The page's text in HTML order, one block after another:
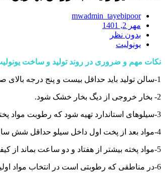
mwadmin_tayebipoor
مهر 2, 1401
بدون نظر
یونولیت
نکات مهم و ضروری در روند تولید و ساخت
1-سالن تولید باید حداقل بیست و پنج درجه بالای صفر باشد. مخصوصا در فصل های که کاهش دما هست با فن کویل سالن گرم شود.
2- بخار خروجی از دیگ بخار خشک شود.
3-سیلوهای استاندارد تهیه شود که رطوبت مواد پخته شده گرفته شود.
4-مواد بعد از پخت اول داخل سیلو حداقل شش ساعت بماند. که در بعضی مناطق که رطوبتی تا 12 ساعت نیز لازم می باشد.
5-مواد پخته بیشتر از هفتاد و دو ساعت بماند از کیفیت محصول کاسته میشود.
6-در مناطقی که رطوبتی است در انتخاب مواد اولیه دقت شود.